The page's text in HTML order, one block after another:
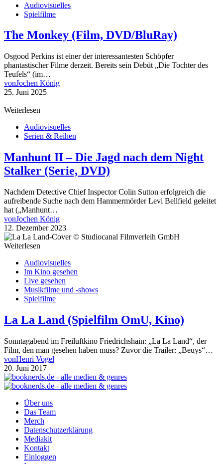
Audiovisuelles
Spielfilme
The Monkey (Film, DVD/BluRay)
Osgood Perkins ist einer der interessantesten Schöpfer
phantastischer Filme derzeit. Bereits sein Debüt „Die Tochter des
Teufels“ (im…
vonJochen König
25. Juni 2025
Weiterlesen
Audiovisuelles
Serien & Reihen
Manhunt II – Die Jagd nach dem Night
Stalker (Serie, DVD)
Nachdem Detective Chief Inspector Colin Sutton erfolgreich die
aufreibende Suche nach dem Hammermörder Levi Bellfield geleitet
hat („Manhunt…
vonJochen König
12. Dezember 2023
Weiterlesen
Audiovisuelles
Im Kino gesehen
Live gesehen
Musikfilme und -shows
Spielfilme
La La Land (Spielfilm OmU, Kino)
Sonntagabend im Freiluftkino Friedrichshain: „La La Land“, der
Film, den man gesehen haben muss? Zuvor die Trailer: „Beuys“…
vonHenri Vogel
20. Juni 2017
Über uns
Das Team
Merch
Datenschutzerklärung
Mediakit
Kontakt
Einloggen